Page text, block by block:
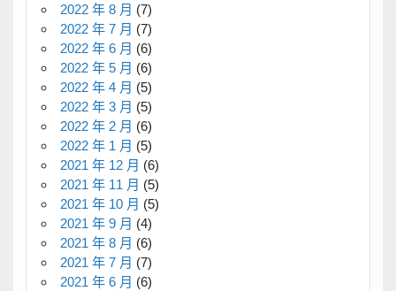
2022 年 8 月 (7)
2022 年 7 月 (7)
2022 年 6 月 (6)
2022 年 5 月 (6)
2022 年 4 月 (5)
2022 年 3 月 (5)
2022 年 2 月 (6)
2022 年 1 月 (5)
2021 年 12 月 (6)
2021 年 11 月 (5)
2021 年 10 月 (5)
2021 年 9 月 (4)
2021 年 8 月 (6)
2021 年 7 月 (7)
2021 年 6 月 (6)